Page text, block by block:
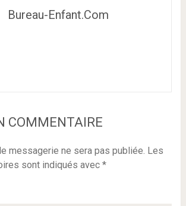
Bureau-Enfant.com
COMMENTAIRE
messagerie ne sera pas publiée. Les
sont indiqués avec *